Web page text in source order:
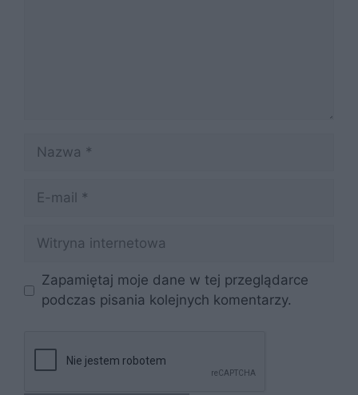
internetowa
Zapamiętaj moje dane w tej przeglądarce
podczas pisania kolejnych komentarzy.